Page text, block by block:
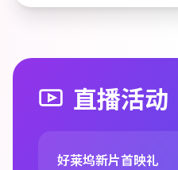
直播活动
好莱坞新片首映礼